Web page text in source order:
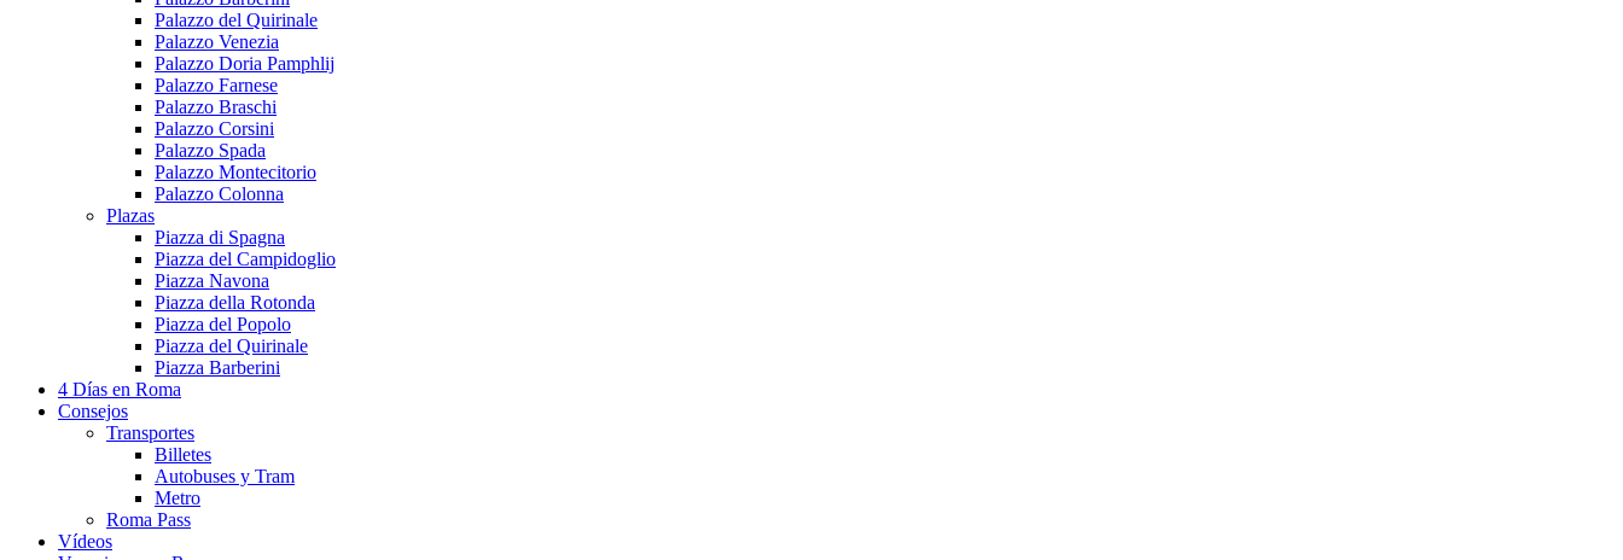
Palazzo del Quirinale
Palazzo Venezia
Palazzo Doria Pamphlij
Palazzo Farnese
Palazzo Braschi
Palazzo Corsini
Palazzo Spada
Palazzo Montecitorio
Palazzo Colonna
Plazas
Piazza di Spagna
Piazza del Campidoglio
Piazza Navona
Piazza della Rotonda
Piazza del Popolo
Piazza del Quirinale
Piazza Barberini
4 Días en Roma
Consejos
Transportes
Billetes
Autobuses y Tram
Metro
Roma Pass
Vídeos